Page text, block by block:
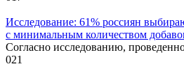
Исследование: 61% россиян
с минимальным количеством
Согласно исследованию,
021